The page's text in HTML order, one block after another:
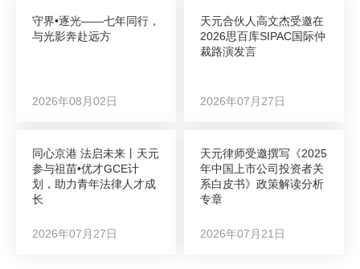
守界•逐光——七年同行，
与光影奔赴远方
2026年08月02日
天元合伙人高文杰受邀在
2026思百库SIPAC国际仲
裁路演发言
2026年07月27日
同心京港 法启未来丨天元
参与祖苗•优才GCE计
划，助力青年法律人才成
长
2026年07月27日
天元律师受邀撰写《2025
年中国上市公司投资者关
系白皮书》政策解读分析
专章
2026年07月21日